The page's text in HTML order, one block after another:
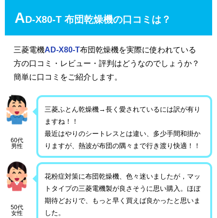
AD-X80-T 布団乾燥機の口コミは？
三菱電機AD-X80-T布団乾燥機を実際に使われている
方の口コミ・レビュー・評判はどうなのでしょうか？
簡単に口コミをご紹介します。
60代
男性
三菱ふとん乾燥機→長く愛されているには訳が有り
ますね！！
最近はやりのシートレスとは違い、多少手間和掛か
りますが、熱波が布団の隅々まで行き渡り快適！！
50代
女性
花粉症対策に布団乾燥機、色々迷いましたが，マッ
トタイプの三菱電機製が良さそうに思い購入。ほぼ
期待どおりで、もっと早く買えば良かったと思いま
した。